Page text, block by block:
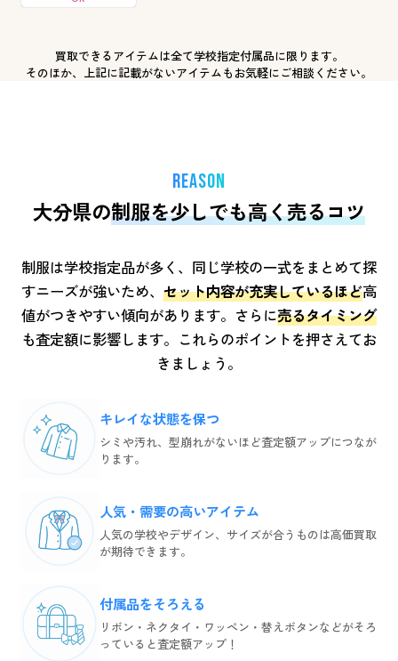
買取できるアイテムは全て学校指定付属品に限ります。
そのほか、上記に記載がないアイテムもお気軽にご相談ください。
REASON
大分県の制服を少しでも高く売るコツ
制服は学校指定品が多く、同じ学校の一式をまとめて探
すニーズが強いため、 セット内容が充実しているほど高
値がつきやすい傾向があります。さらに売るタイミング
も査定額に影響します。これらのポイントを押さえてお
きましょう。
キレイな状態を保つ
シミや汚れ、型崩れがないほど査定額アップにつなが
ります。
人気・需要の高いアイテム
人気の学校やデザイン、サイズが合うものは高価買取
が期待できます。
付属品をそろえる
リボン・ネクタイ・ワッペン・替えボタンなどがそろ
っていると査定額アップ！